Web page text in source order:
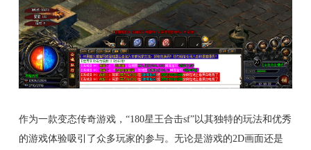
作为一款变态传奇游戏，“180星王合击sf”以其独特的玩法和优秀
的游戏体验吸引了众多玩家的参与。无论是游戏的2D画面还是